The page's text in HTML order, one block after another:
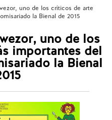
uno de los críticos de arte
la Bienal de 2015
uno de los
importantes del
la Bienal